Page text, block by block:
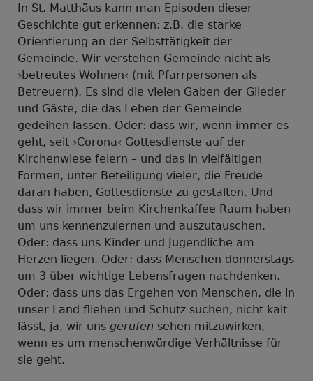
In St. Matthäus kann man Episoden dieser
Geschichte gut erkennen: z.B. die starke
Orientierung an der Selbsttätigkeit der
Gemeinde. Wir verstehen Gemeinde nicht als
›betreutes Wohnen‹ (mit Pfarrpersonen als
Betreuern). Es sind die vielen Gaben der Glieder
und Gäste, die das Leben der Gemeinde
gedeihen lassen. Oder: dass wir, wenn immer es
geht, seit ›Corona‹ Gottesdienste auf der
Kirchenwiese feiern – und das in vielfältigen
Formen, unter Beteiligung vieler, die Freude
daran haben, Gottesdienste zu gestalten. Und
dass wir immer beim Kirchenkaffee Raum haben
um uns kennenzulernen und auszutauschen.
Oder: dass uns Kinder und Jugendliche am
Herzen liegen. Oder: dass Menschen donnerstags
um 3 über wichtige Lebensfragen nachdenken.
Oder: dass uns das Ergehen von Menschen, die in
unser Land fliehen und Schutz suchen, nicht kalt
lässt, ja, wir uns gerufen sehen mitzuwirken,
wenn es um menschenwürdige Verhältnisse für
sie geht.